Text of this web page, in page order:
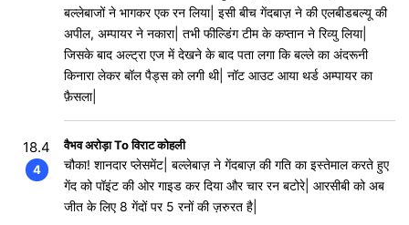
बल्लेबाजों ने भागकर एक रन लिया| इसी बीच गेंदबाज़ ने की एलबीडबल्यू की
अपील, अम्पायर ने नकारा| तभी फील्डिंग टीम के कप्तान ने रिव्यु लिया|
जिसके बाद अल्ट्रा एज में देखने के बाद पता लगा कि बल्ले का अंदरूनी
किनारा लेकर बॉल पैड्स को लगी थी| नॉट आउट आया थर्ड अम्पायर का
फ़ैसला|
18.4
4
वैभव अरोड़ा To विराट कोहली
चौका! शानदार प्लेसमेंट| बल्लेबाज़ ने गेंदबाज़ की गति का इस्तेमाल करते हुए
गेंद को पॉइंट की ओर गाइड कर दिया और चार रन बटोरे| आरसीबी को अब
जीत के लिए 8 गेंदों पर 5 रनों की ज़रुरत है|